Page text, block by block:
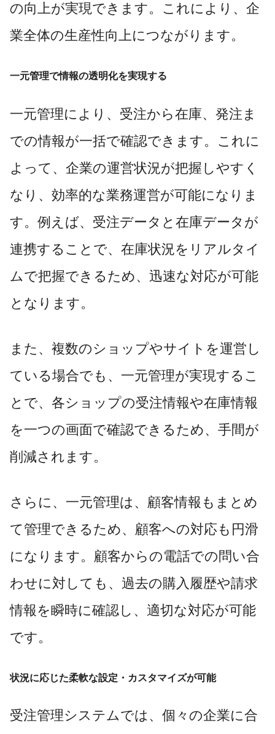
の向上が実現できます。これにより、企
業全体の生産性向上につながります。
一元管理で情報の透明化を実現する
一元管理により、受注から在庫、発注ま
での情報が一括で確認できます。これに
よって、企業の運営状況が把握しやすく
なり、効率的な業務運営が可能になりま
す。例えば、受注データと在庫データが
連携することで、在庫状況をリアルタイ
ムで把握できるため、迅速な対応が可能
となります。
また、複数のショップやサイトを運営し
ている場合でも、一元管理が実現するこ
とで、各ショップの受注情報や在庫情報
を一つの画面で確認できるため、手間が
削減されます。
さらに、一元管理は、顧客情報もまとめ
て管理できるため、顧客への対応も円滑
になります。顧客からの電話での問い合
わせに対しても、過去の購入履歴や請求
情報を瞬時に確認し、適切な対応が可能
です。
状況に応じた柔軟な設定・カスタマイズが可能
受注管理システムでは、個々の企業に合